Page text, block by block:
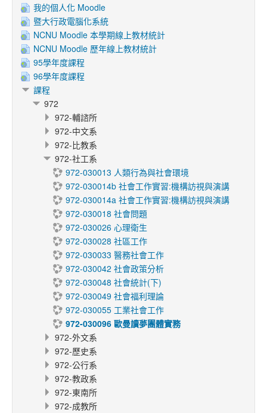
我的個人化 Moodle
暨大行政電腦化系統
NCNU Moodle 本學期線上教材統計
NCNU Moodle 歷年線上教材統計
95學年度課程
96學年度課程
課程
972
972-輔諮所
972-中文系
972-比教系
972-社工系
972-030013 人類行為與社會環境
972-030014b 社會工作實習:機構訪視與演講
972-030014a 社會工作實習:機構訪視與演講
972-030018 社會問題
972-030026 心理衛生
972-030028 社區工作
972-030033 醫務社會工作
972-030042 社會政策分析
972-030048 社會統計(下)
972-030049 社會福利理論
972-030055 工業社會工作
972-030096 歐曼讀夢團體實務
972-外文系
972-歷史系
972-公行系
972-教政系
972-東南所
972-成教所